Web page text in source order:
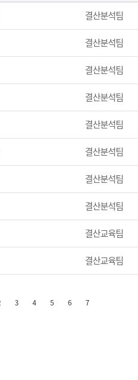
결산분석팀
결산분석팀
결산분석팀
결산분석팀
결산분석팀
결산분석팀
결산분석팀
결산분석팀
결산교육팀
결산교육팀
3 4 5 6 7